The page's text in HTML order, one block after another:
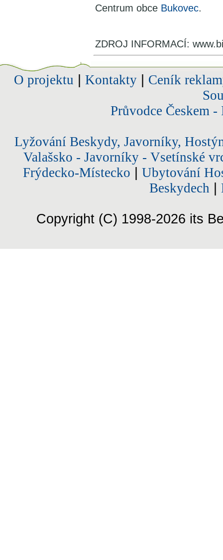
Centrum obce Bukovec.
ZDROJ INFORMACÍ:
O projektu Kontakty| Ceník
Průvodce Českem
Lyžování Beskydy, Javorníky,
Valašsko - Javorníky - Vsetínské
Frýdecko-Místecko
Ubytování
Beskydech
Copyright (C) 1998-2026 its